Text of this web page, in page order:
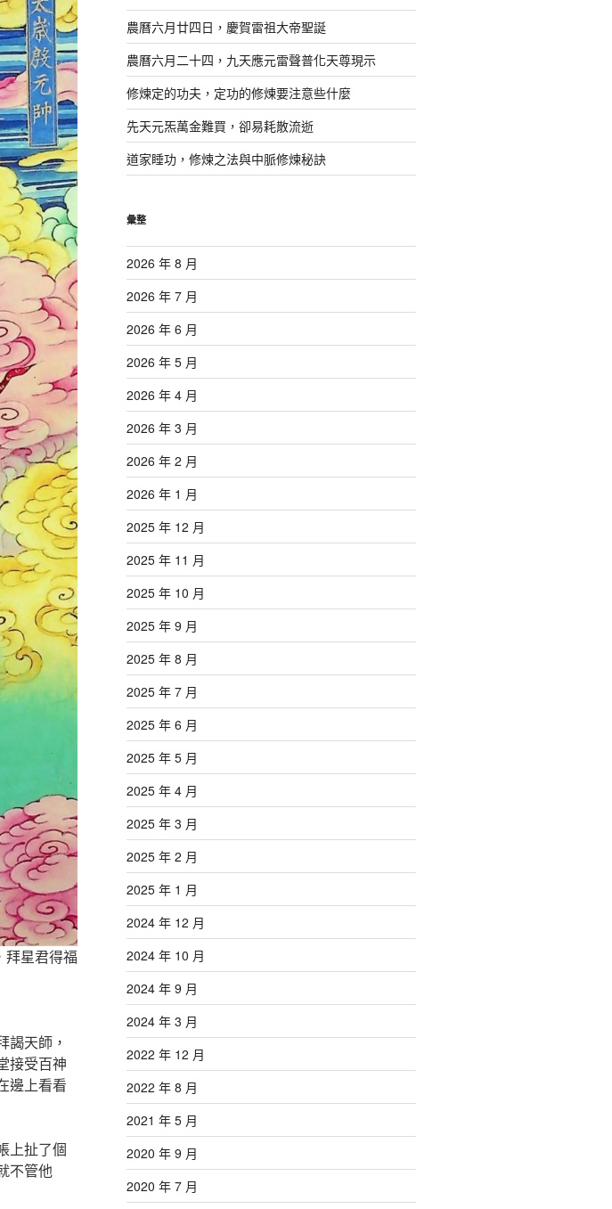
拜星君得福
謁天師，
接受百神
邊上看看
上扯了個
不管他
農曆六月廿四日，慶賀雷祖大帝聖誕
農曆六月二十四，九天應元雷聲普化天尊現示
修煉定的功夫，定功的修煉要注意些什麼
先天元炁萬金難買，卻易耗散流逝
道家睡功，修煉之法與中脈修煉秘訣
彙整
2026 年 8 月
2026 年 7 月
2026 年 6 月
2026 年 5 月
2026 年 4 月
2026 年 3 月
2026 年 2 月
2026 年 1 月
2025 年 12 月
2025 年 11 月
2025 年 10 月
2025 年 9 月
2025 年 8 月
2025 年 7 月
2025 年 6 月
2025 年 5 月
2025 年 4 月
2025 年 3 月
2025 年 2 月
2025 年 1 月
2024 年 12 月
2024 年 10 月
2024 年 9 月
2024 年 3 月
2022 年 12 月
2022 年 8 月
2021 年 5 月
2020 年 9 月
2020 年 7 月